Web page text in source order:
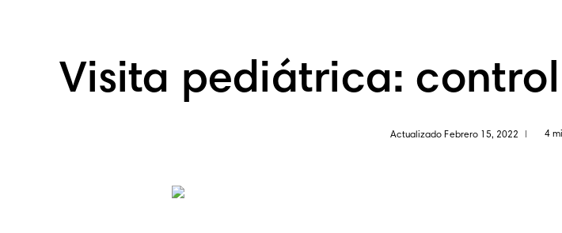
Visita pediátrica:
Actualizado Febrero 15, 2022 4